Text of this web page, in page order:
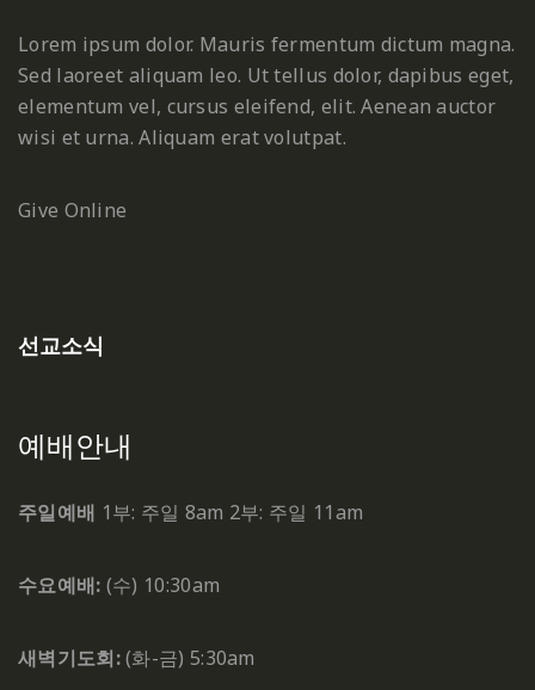
Lorem ipsum dolor. Mauris fermentum dictum magna.
Sed laoreet aliquam leo. Ut tellus dolor, dapibus eget,
elementum vel, cursus eleifend, elit. Aenean auctor
wisi et urna. Aliquam erat volutpat.
Give Online
선교소식
예배안내
주일예배 1부: 주일 8am 2부: 주일 11am
수요예배: (수) 10:30am
새벽기도회:(화-금) 5:30am